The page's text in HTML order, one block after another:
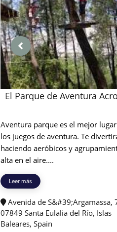
El Parque de Aventura
Aventura parque es el mejor
los juegos de aventura. Te
haciendo aeróbicos y
alta en el aire....
Leer más
Avenida de S&#39;Argamassa,
07849 Santa Eulalia del Río, Islas
Baleares, Spain